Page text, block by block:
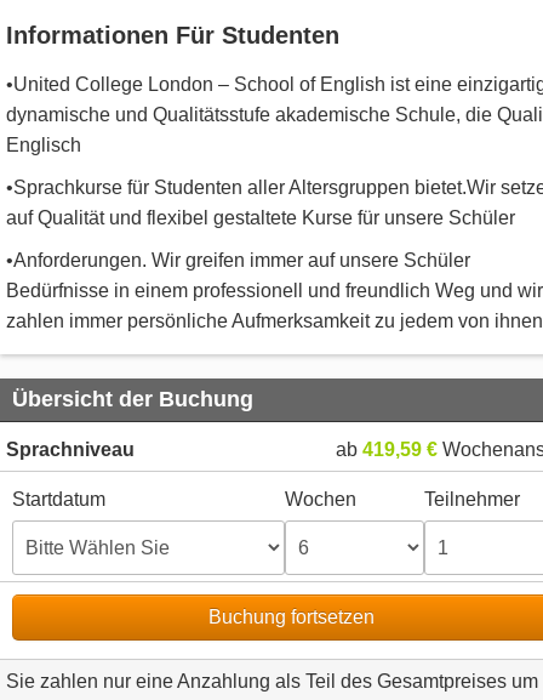
Informationen Für Studenten
•United College London – School of English ist eine
dynamische und Qualitätsstufe akademische Schule, die
Englisch
•Sprachkurse für Studenten aller Altersgruppen bietet.Wir
auf Qualität und flexibel gestaltete Kurse für unsere Schüler
•Anforderungen. Wir greifen immer auf unsere Schüler
Bedürfnisse in einem professionell und freundlich Weg und wir
zahlen immer persönliche Aufmerksamkeit zu jedem von
Übersicht der Buchung
Sprachniveau ab 419,59 €
Startdatum Wochen Teilnehmer
Buchung fortsetzen
Sie zahlen nur eine Anzahlung als Teil des Gesamtpreises um